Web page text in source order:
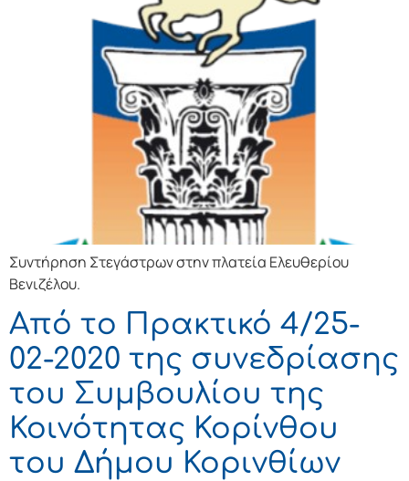
Συντήρηση Στεγάστρων στην πλατεία Ελευθερίου
Βενιζέλου.
Από το Πρακτικό 4/25-
02-2020 της συνεδρίασης
του Συμβουλίου της
Κοινότητας Κορίνθου
του Δήμου Κορινθίων